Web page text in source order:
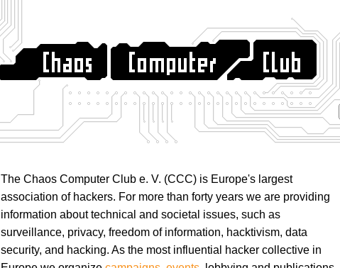
The Chaos Computer Club e. V. (CCC) is Europe's largest
association of hackers. For more than forty years we are providing
information about technical and societal issues, such as
surveillance, privacy, freedom of information, hacktivism, data
security, and hacking. As the most influential hacker collective in